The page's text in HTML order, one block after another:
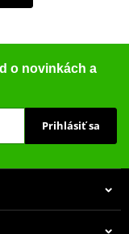
o novinkách a
Prihlásiť sa